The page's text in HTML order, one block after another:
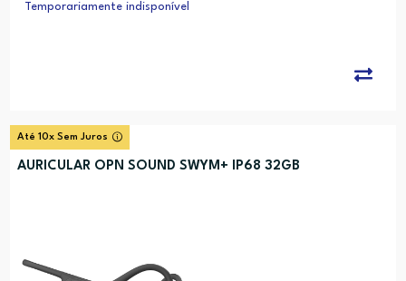
Temporariamente indisponível
Até 10x Sem Juros
AURICULAR OPN SOUND SWYM+ IP68 32GB